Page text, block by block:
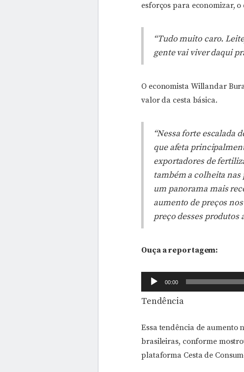
esforços para economizar,
“Tudo muito caro.
gente vai viver daqui
O economista Willandar
valor da cesta básica.
“Nessa forte escalada
que afeta
exportadores de
também a colheita
um panorama mais
aumento de preços
preço desses produtos
Ouça a reportagem:
Tocador
de
áudio
00:00
Tendência
Essa tendência de aumento
brasileiras, conforme
plataforma Cesta de